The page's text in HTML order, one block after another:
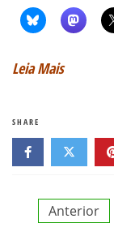
Leia Mais
SHARE
Paginação
Anterior